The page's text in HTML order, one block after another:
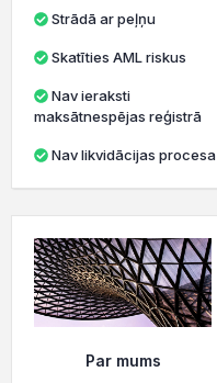
Strādā ar peļņu
Skatīties AML riskus
maksātnespējas reģistrā
Nav likvidācijas procesa
Par mums